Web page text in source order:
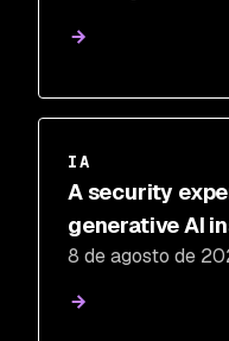
IA
A security
generative AI
8 de agosto de